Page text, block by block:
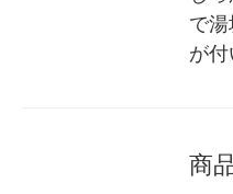
で
が付
商